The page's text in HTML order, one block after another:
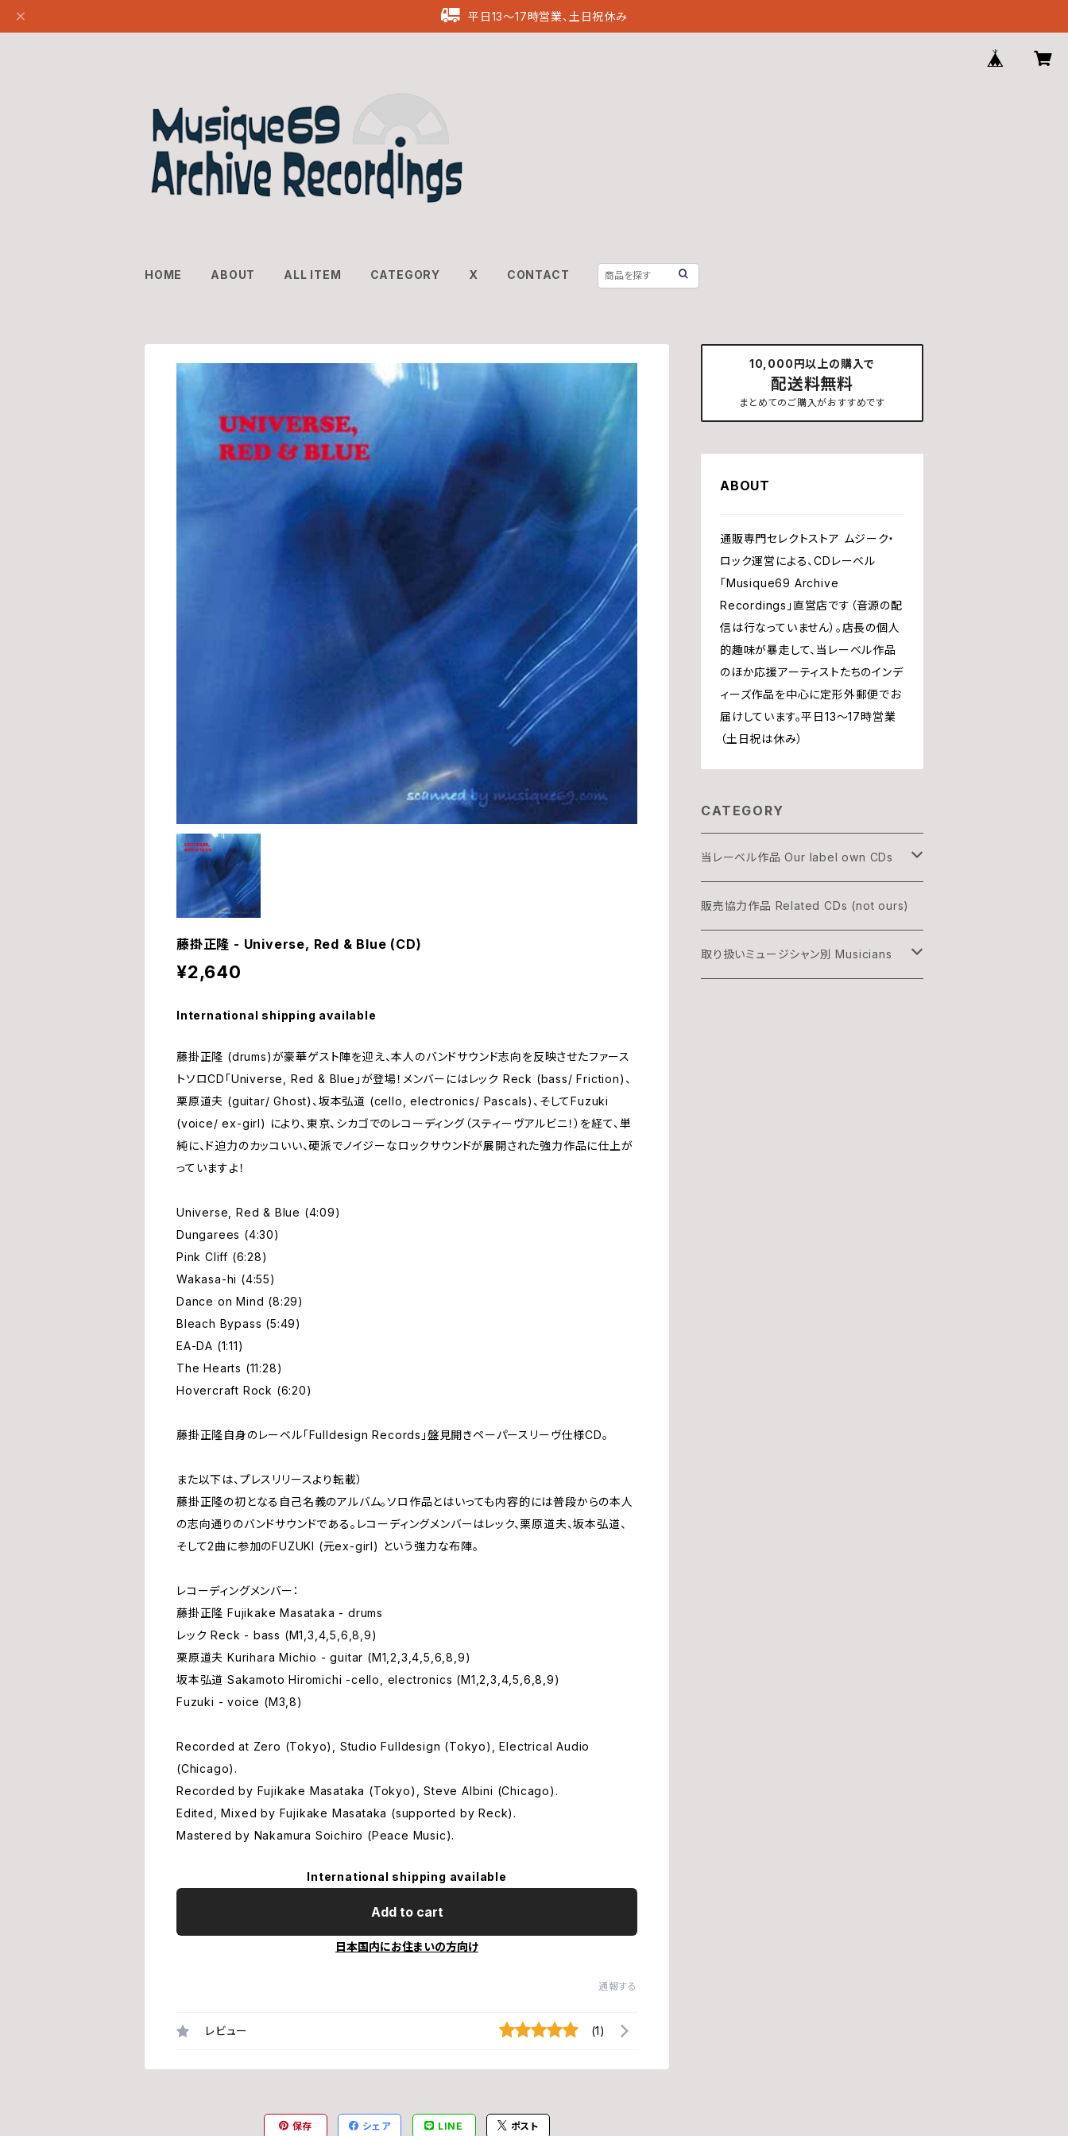
平日13〜17時営業、土日祝休み
HOME ABOUT ALL ITEM CATEGORY X CONTACT
藤掛正隆 - Universe, Red & Blue (CD)
¥2,640
International shipping available
藤掛正隆 (drums)が豪華ゲスト陣を迎え、本人のバンドサウンド志向を反映させたファース
トソロCD「Universe, Red & Blue」が登場！メンバーにはレック Reck (bass/ Friction)、
栗原道夫 (guitar/ Ghost)、坂本弘道 (cello, electronics/ Pascals)、そしてFuzuki
(voice/ ex-girl) により、東京、シカゴでのレコーディング（スティーヴアルビニ！）を経て、単
純に、ド迫力のカッコいい、硬派でノイジーなロックサウンドが展開された強力作品に仕上が
っていますよ！
Universe, Red & Blue (4:09)
Dungarees (4:30)
Pink Cliff (6:28)
Wakasa-hi (4:55)
Dance on Mind (8:29)
Bleach Bypass (5:49)
EA-DA (1:11)
The Hearts (11:28)
Hovercraft Rock (6:20)
藤掛正隆自身のレーベル「Fulldesign Records」盤見開きペーパースリーヴ仕様CD。
また以下は、プレスリリースより転載）
藤掛正隆の初となる自己名義のアルバム。ソロ作品とはいっても内容的には普段からの本人
の志向通りのバンドサウンドである。レコーディングメンバーはレック、栗原道夫、坂本弘道、
そして2曲に参加のFUZUKI (元ex-girl) という強力な布陣。
レコーディングメンバー：
藤掛正隆 Fujikake Masataka - drums
レック Reck - bass (M1,3,4,5,6,8,9)
栗原道夫 Kurihara Michio - guitar (M1,2,3,4,5,6,8,9)
坂本弘道 Sakamoto Hiromichi -cello, electronics (M1,2,3,4,5,6,8,9)
Fuzuki - voice (M3,8)
Recorded at Zero (Tokyo), Studio Fulldesign (Tokyo), Electrical Audio
(Chicago).
Recorded by Fujikake Masataka (Tokyo), Steve Albini (Chicago).
Edited, Mixed by Fujikake Masataka (supported by Reck).
Mastered by Nakamura Soichiro (Peace Music).
International shipping available
Add to cart
日本国内にお住まいの方向け
通報する
レビュー (1)
保存 シェア LINE ポスト
10,000円以上の購入で
配送料無料
まとめてのご購入がおすすめです
ABOUT
通販専門セレクトストア ムジーク・
ロック運営による、CDレーベル
「Musique69 Archive
Recordings」直営店です（音源の配
信は行なっていません）。店長の個人
的趣味が暴走して、当レーベル作品
のほか応援アーティストたちのインデ
ィーズ作品を中心に定形外郵便でお
届けしています。平日13〜17時営業
（土日祝は休み）
CATEGORY
当レーベル作品 Our label own CDs
DOGON
THREE & ONLY
販売協力作品 Related CDs (not ours)
取り扱いミュージシャン別 Musicians